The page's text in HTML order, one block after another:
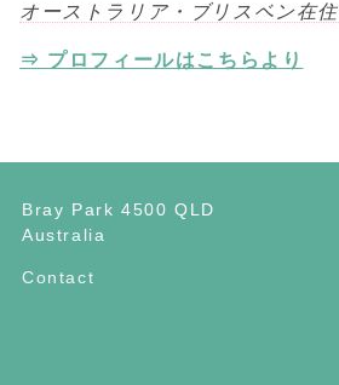
オーストラリア・ブリスベン在住
⇒ プロフィールはこちらより
Bray Park 4500 QLD
Australia
Contact